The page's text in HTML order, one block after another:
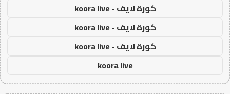
كورة لايف - koora live
كورة لايف - koora live
كورة لايف - koora live
koora live